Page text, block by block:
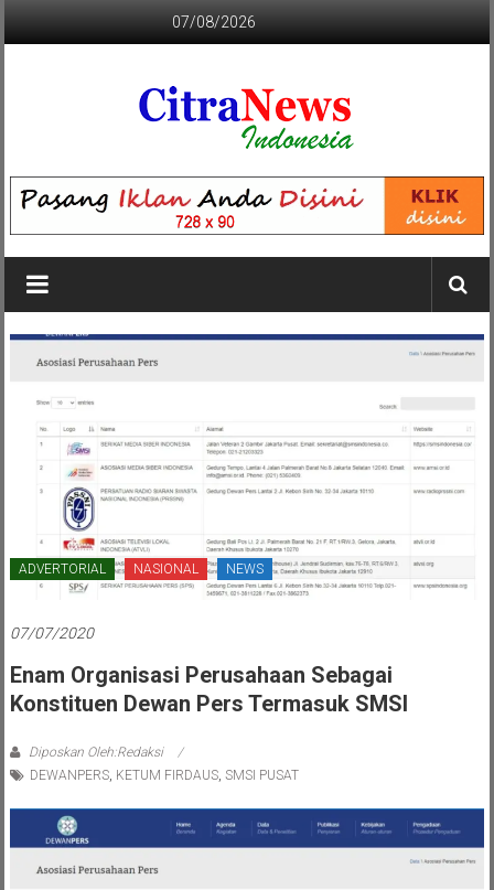
07/08/2026
CITRANEWS
INDONESIA
BERANI
DAN
KRISTIS
ADVERTORIAL NASIONAL NEWS
07/07/2020
Enam Organisasi Perusahaan Sebagai
Konstituen Dewan Pers Termasuk SMSI
Diposkan Oleh:Redaksi
DEWANPERS, KETUM FIRDAUS, SMSI PUSAT